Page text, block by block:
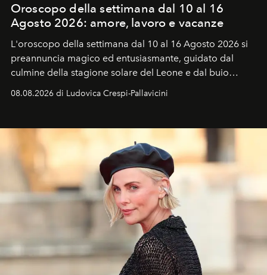
Oroscopo della settimana dal 10 al 16
Agosto 2026: amore, lavoro e vacanze
L'oroscopo della settimana dal 10 al 16 Agosto 2026 si
preannuncia magico ed entusiasmante, guidato dal
culmine della stagione solare del Leone e dal buio
ideale per la notte delle Perseidi.
08.08.2026 di Ludovica Crespi-Pallavicini